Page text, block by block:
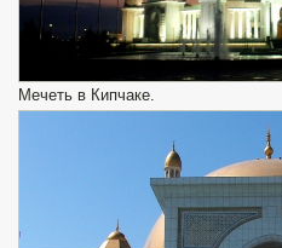
Мечеть в Кипчаке.